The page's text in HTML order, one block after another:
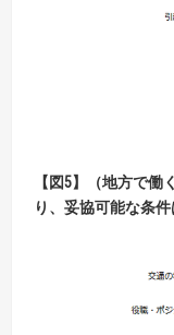
【図5】（地方で
り、妥協可能な条